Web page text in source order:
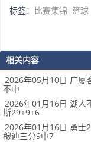
标签： 比赛集锦 篮球
相关内容
2026年05月10日 广厦
不中
2026年01月16日 湖人
斯29+9+6
2026年01月16日 勇士
穆迪三分9中7